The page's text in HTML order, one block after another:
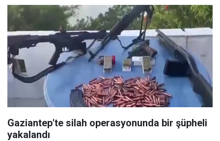
Gaziantep'te silah operasyonunda bir şüpheli
yakalandı